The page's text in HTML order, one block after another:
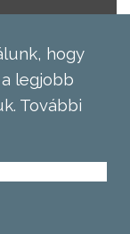
hogy
legjobb
További